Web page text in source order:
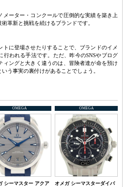
メーター・コンクールで圧倒的な実績を築き上
革新と挑戦を続けるブランドです。
トに登場させたりすることで、ブランドのイメ
行われる手法です。ただ、昨今のSNSやブログ
ィングと大きく違うのは、冒険者達が命を預け
う事実の裏付けがあることでしょう。
OMEGA
シーマスター アクア
OMEGA
オメガ シーマスターダイバ